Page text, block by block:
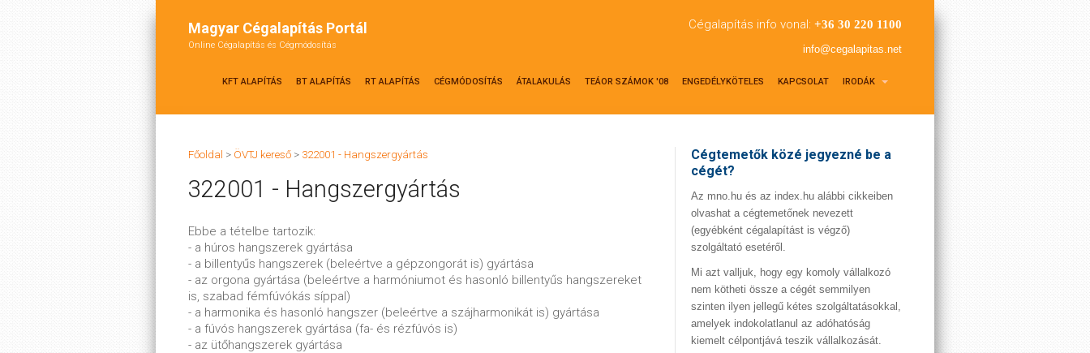
Magyar Cégalapítás Portál
Online Cégalapítás és Cégmódosítás
Cégalapítás info vonal: +36 30 220 1100
info@cegalapitas.net
KFT ALAPÍTÁS BT ALAPÍTÁS RT ALAPÍTÁS CÉGMÓDOSÍTÁS ÁTALAKULÁS TEÁOR SZÁMOK '08 ENGEDÉLYKÖTELES KAPCSOLAT IRODÁK
Főoldal > ÖVTJ kereső > 322001 - Hangszergyártás
322001 - Hangszergyártás
Ebbe a tételbe tartozik:
- a húros hangszerek gyártása
- a billentyűs hangszerek (beleértve a gépzongorát is) gyártása
- az orgona gyártása (beleértve a harmóniumot és hasonló billentyűs hangszereket
is, szabad fémfúvókás síppal)
- a harmonika és hasonló hangszer (beleértve a szájharmonikát is) gyártása
- a fúvós hangszerek gyártása (fa- és rézfúvós is)
- az ütőhangszerek gyártása
Cégtemetők közé jegyezné be a
cégét?
Az mno.hu és az index.hu alábbi cikkeiben
olvashat a cégtemetőnek nevezett
(egyébként cégalapítást is végző)
szolgáltató esetéről.
Mi azt valljuk, hogy egy komoly vállalkozó
nem kötheti össze a cégét semmilyen
szinten ilyen jellegű kétes szolgáltatásokkal,
amelyek indokolatlanul az adóhatóság
kiemelt célpontjává teszik vállalkozását.